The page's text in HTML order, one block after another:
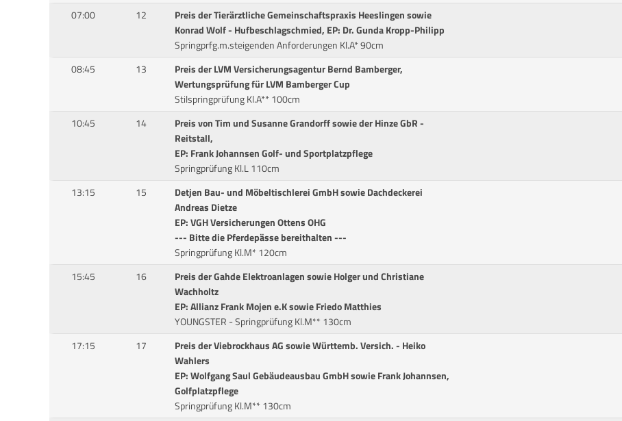
07:00
12
Preis der Tierärztliche Gemeinschaftspraxis Heeslingen sowie
Konrad Wolf - Hufbeschlagschmied, EP: Dr. Gunda Kropp-Philipp
Springprfg.m.steigenden Anforderungen Kl.A* 90cm
08:45 13
Preis der LVM Versicherungsagentur Bernd Bamberger,
Wertungsprüfung für LVM Bamberger Cup
Stilspringprüfung Kl.A** 100cm
10:45 14
Preis von Tim und Susanne Grandorff sowie der Hinze GbR -
Reitstall,
EP: Frank Johannsen Golf- und Sportplatzpflege
Springprüfung Kl.L 110cm
13:15 15
Detjen Bau- und Möbeltischlerei GmbH sowie Dachdeckerei
Andreas Dietze
EP: VGH Versicherungen Ottens OHG
--- Bitte die Pferdepässe bereithalten ---
Springprüfung Kl.M* 120cm
15:45 16
Preis der Gahde Elektroanlagen sowie Holger und Christiane
Wachholtz
EP: Allianz Frank Mojen e.K sowie Friedo Matthies
YOUNGSTER - Springprüfung Kl.M** 130cm
17:15 17
Preis der Viebrockhaus AG sowie Württemb. Versich. - Heiko
Wahlers
EP: Wolfgang Saul Gebäudeausbau GmbH sowie Frank Johannsen,
Golfplatzpflege
Springprüfung Kl.M** 130cm